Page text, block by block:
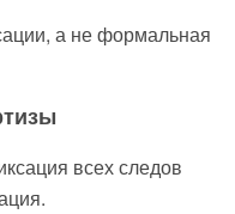
а не формальная
всех следов